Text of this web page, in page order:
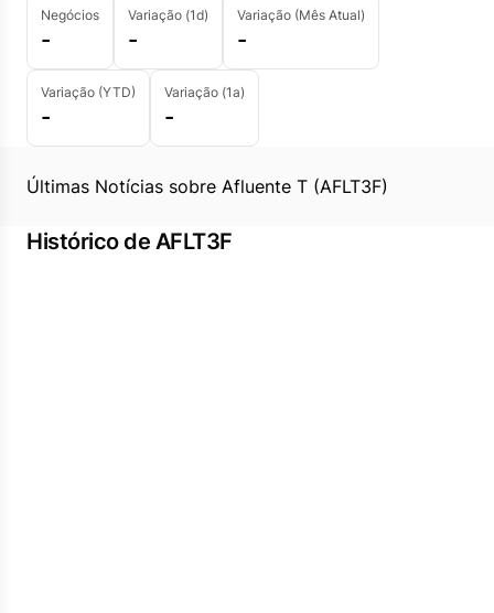
Negócios
-
Variação (1d)
-
Variação (Mês Atual)
-
Variação (YTD)
-
Variação (1a)
-
Últimas Notícias sobre Afluente T (AFLT3F)
Histórico de AFLT3F